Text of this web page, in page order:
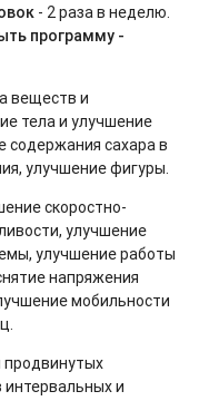
- 2 раза в неделю.
программу -
веществ и
тела и улучшение
содержания сахара в
улучшение фигуры.
скоростно-
улучшение
улучшение работы
напряжения
мобильности
продвинутых
интервальных и